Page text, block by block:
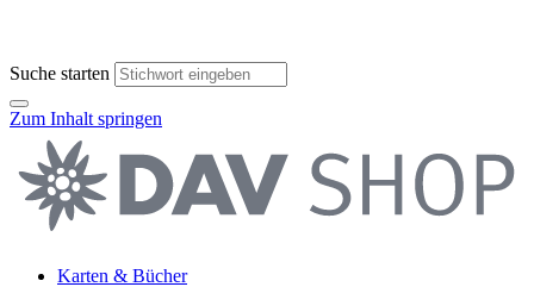
Suche starten
Zum Inhalt springen
Karten & Bücher